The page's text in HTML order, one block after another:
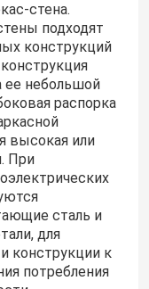
стена.
подходят
конструкций
ее небольшой
распорка
высокая или
При
сталь и
для
конструкции к
потребления